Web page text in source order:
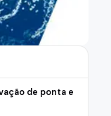
de ponta e